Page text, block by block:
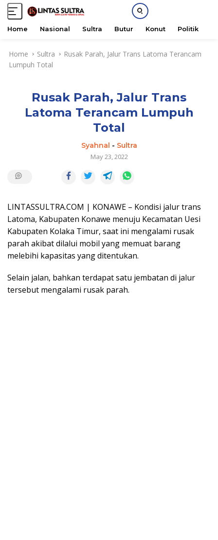
Home Nasional Sultra Butur Konut Politik
Home Sultra
Rusak Parah, Jalur Trans Latoma Terancam
Lumpuh Total
Rusak Parah, Jalur Trans
Latoma Terancam Lumpuh
Total
Syahnal - Sultra
May 23, 2022
LINTASSULTRA.COM | KONAWE – Kondisi jalur trans
Latoma, Kabupaten Konawe menuju Kecamatan Uesi
Kabupaten Kolaka Timur, saat ini mengalami rusak
parah akibat dilalui mobil yang memuat barang
melebihi kapasitas yang ditentukan.
Selain jalan, bahkan terdapat satu jembatan di jalur
tersebut mengalami rusak parah.